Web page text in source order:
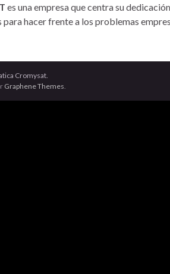
es una empresa que centra su
para hacer frente a los problemas
Cromysat.
Graphene Themes